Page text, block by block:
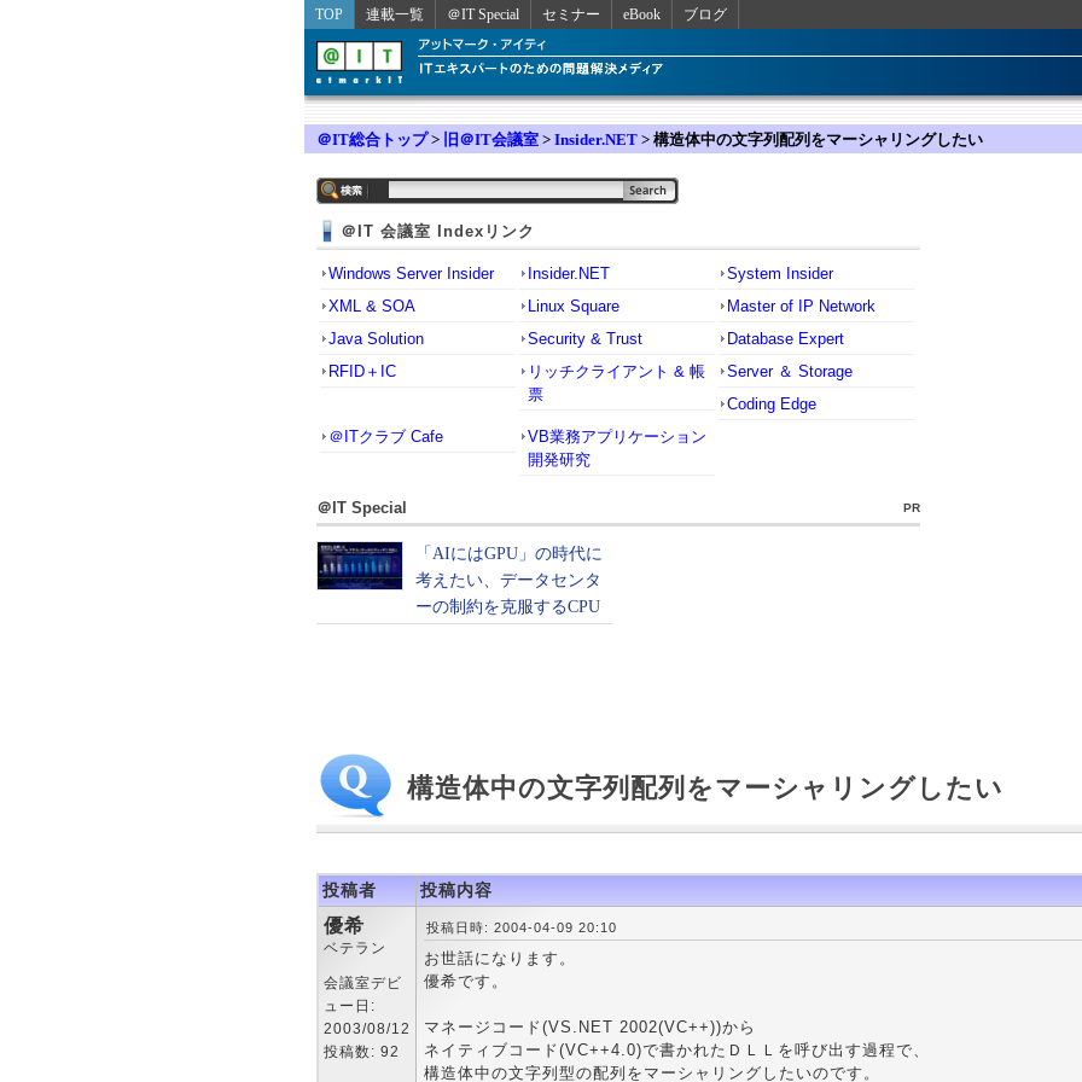
TOP 連載一覧 ＠IT Special セミナー eBook ブログ
＠IT総合トップ> 旧＠IT会議室 > Insider.NET > 構造体中の文字列配列をマーシャリングしたい
＠IT 会議室 Indexリンク
Windows Server Insider Insider.NET
System Insider
XML & SOA
Linux Square
Master of IP Network
Java Solution
Security & Trust
Database Expert
RFID＋IC
リッチクライアント & 帳
票
Server ＆ Storage
Coding Edge
＠ITクラブ Cafe
VB業務アプリケーション
開発研究
＠IT Special PR
構造体中の文字列配列をマーシャリングしたい
投稿者 投稿内容
優希
ベテラン
会議室デビ
ュー日:
2003/08/12
投稿数: 92
投稿日時: 2004-04-09 20:10
お世話になります。
優希です。
マネージコード(VS.NET 2002(VC++))から
ネイティブコード(VC++4.0)で書かれたＤＬＬを呼び出す過程で、
構造体中の文字列型の配列をマーシャリングしたいのです。